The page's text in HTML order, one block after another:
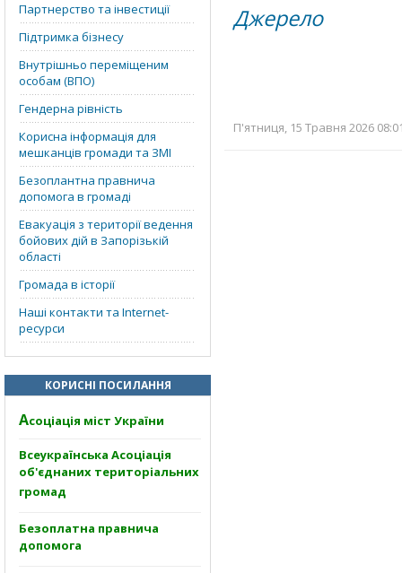
Партнерство та інвестиції
Підтримка бізнесу
Внутрішньо переміщеним
особам (ВПО)
Гендерна рівність
Корисна інформація для
мешканців громади та ЗМІ
Безоплантна правнича
допомога в громаді
Евакуація з території ведення
бойових дій в Запорізькій
області
Громада в історії
Наші контакти та Internet-
ресурси
КОРИСНІ ПОСИЛАННЯ
Асоціація міст України
Всеукраїнська Асоціація
об'єднаних територіальних
громад
Безоплатна правнича
допомога
Джерело
П'ятниця, 15 Травня 2026